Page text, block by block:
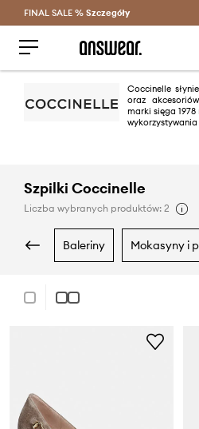
Oszczędzaj z
FINAL SALE % Szczegóły
Coccinelle
oraz
marki sięga
Szpilki Coccinelle
Liczba wybranych produktów: 2
baleriny mokasyny i